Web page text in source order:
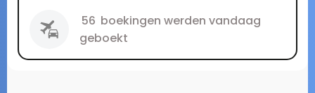
56 boekingen werden vandaag
geboekt